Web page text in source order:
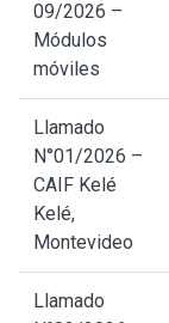
09/2026 –
Módulos
móviles
Llamado
N°01/2026 –
CAIF Kelé
Kelé,
Montevideo
Llamado